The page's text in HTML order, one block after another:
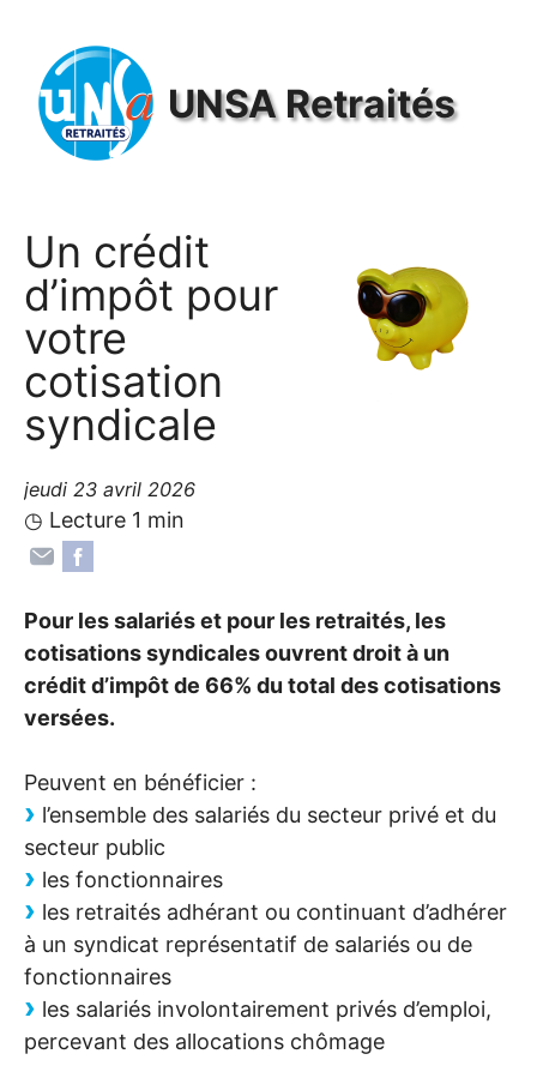
UNSARetraités
Un crédit
d’impôt pour
votre
cotisation
syndicale
jeudi 23 avril 2026
◷ Lecture 1 min
Pour les salariés et pour les retraités, les
cotisations syndicales ouvrent droit à un
crédit d’impôt de 66% du total des cotisations
versées.
Peuvent en bénéficier :
l’ensemble des salariés du secteur privé et du
secteur public
les fonctionnaires
les retraités adhérant ou continuant d’adhérer
à un syndicat représentatif de salariés ou de
fonctionnaires
les salariés involontairement privés d’emploi,
percevant des allocations chômage